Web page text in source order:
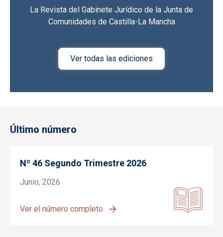
La Revista del Gabinete Jurídico de la Junta de
Comunidades de Castilla-La Mancha
Ver todas las ediciones
Último número
Nº 46 Segundo Trimestre 2026
Junio, 2026
Ver el número completo